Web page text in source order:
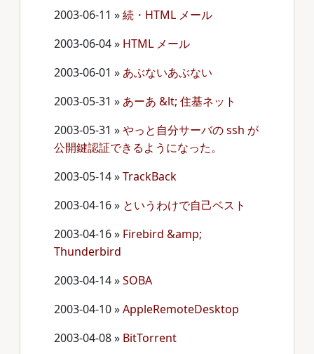
2003-06-11 »続・HTML メール
2003-06-04» HTML メール
2003-06-01 » あぶないあぶない
2003-05-31 » あーあ &lt; 住基ネット
2003-05-31 »やっと自分サーバの ssh が
公開鍵認証できるようになった。
2003-05-14»TrackBack
2003-04-16» というわけで自己ベスト
2003-04-16» Firebird &amp;
Thunderbird
2003-04-14»SOBA
2003-04-10»AppleRemoteDesktop
2003-04-08» BitTorrent